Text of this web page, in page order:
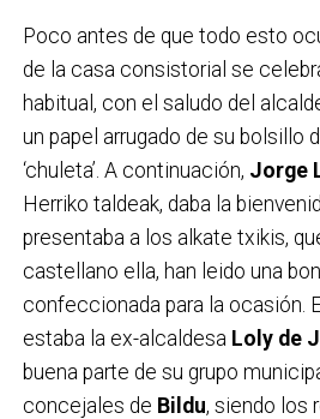
Poco antes de que todo esto
de la casa consistorial se
habitual, con el saludo del
un papel arrugado de su bolsillo
‘chuleta’. A continuación, Jorge
Herriko taldeak, daba la
presentaba a los alkate txikis,
castellano ella, han leido una
confeccionada para la ocasión.
estaba la ex-alcaldesa Loly de
buena parte de su grupo
concejales de Bildu, siendo los